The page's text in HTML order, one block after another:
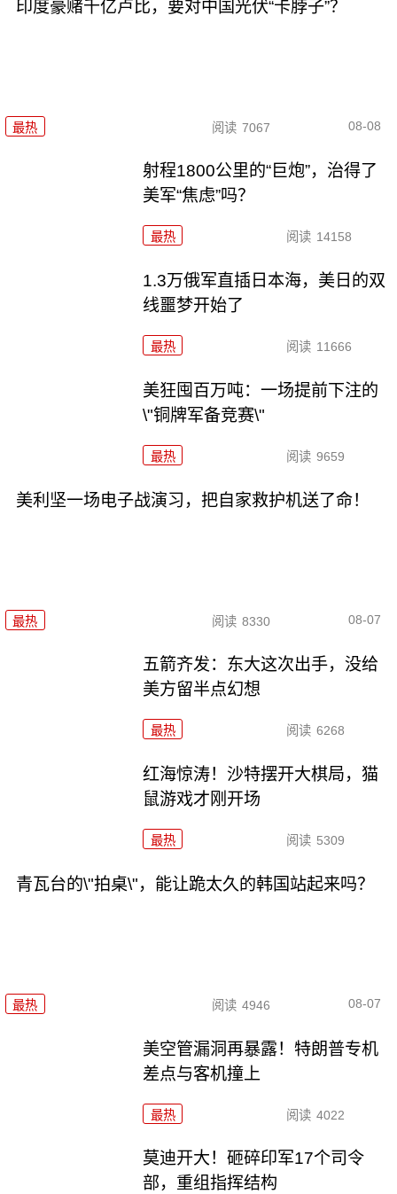
印度豪赌千亿卢比，要对中国光伏“卡脖子”？
最热 阅读 7067 08-08
射程1800公里的“巨炮”，治得了
美军“焦虑”吗？
最热 阅读 14158
1.3万俄军直插日本海，美日的双
线噩梦开始了
最热 阅读 11666
美狂囤百万吨：一场提前下注的
\"铜牌军备竞赛\"
最热 阅读 9659
美利坚一场电子战演习，把自家救护机送了命！
最热 阅读 8330 08-07
五箭齐发：东大这次出手，没给
美方留半点幻想
最热 阅读 6268
红海惊涛！沙特摆开大棋局，猫
鼠游戏才刚开场
最热 阅读 5309
青瓦台的\"拍桌\"，能让跪太久的韩国站起来吗？
最热 阅读 4946 08-07
美空管漏洞再暴露！特朗普专机
差点与客机撞上
最热 阅读 4022
莫迪开大！砸碎印军17个司令
部，重组指挥结构